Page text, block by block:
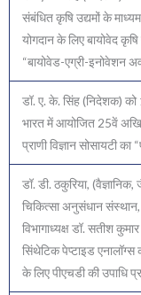
संबंधित कृषि उद्यमों के
योगदान के लिए बायोवेद
“बायोवेड-एग्री-इनोवेशन
डॉ. ए. के. सिंह (निदेशक) को
भारत में आयोजित 25वें
प्राणी विज्ञान सोसायटी
डॉ. डी. ठकुरिया,
चिकित्सा अनुसंधान संस्थान,
विभागाध्यक्ष डॉ. सतीश
सिंथेटिक पेप्टाइड
के लिए पीएचडी की उपाधि